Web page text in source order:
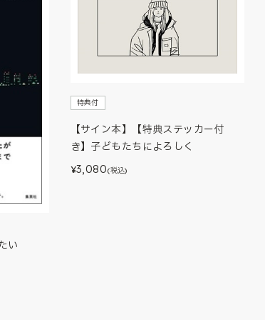
い
特典付
【サイン本】【特典ステッカー付
き】子どもたちによろしく
¥3,080(税込)